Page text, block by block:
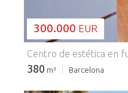
300.000 EUR
380 m² Barcelona